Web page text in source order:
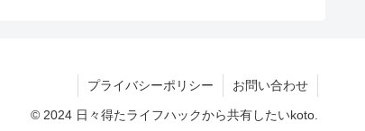
プライバシーポリシー お問い合わせ
© 2024 日々得たライフハックから共有したいkoto.